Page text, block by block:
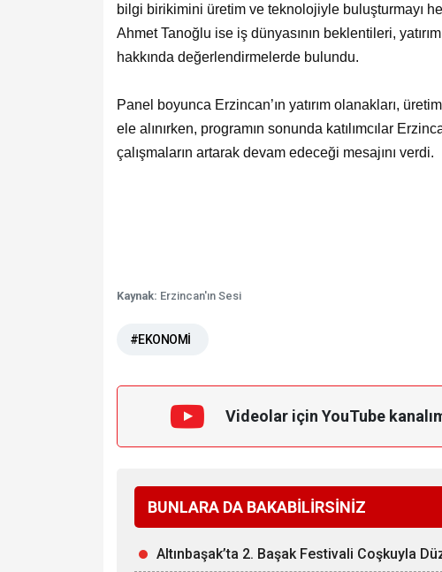
bilgi birikimini üretim ve teknolojiyle buluşturmayı
Ahmet Tanoğlu ise iş dünyasının beklentileri,
hakkında değerlendirmelerde bulundu.
Panel boyunca Erzincan’ın yatırım olanakları,
ele alınırken, programın sonunda katılımcılar
çalışmaların artarak devam edeceği mesajını verdi.
Kaynak: Erzincan'ın Sesi
#EKONOMİ
Videolar için YouTube
BUNLARA DA BAKABİLİRSİNİZ
Altınbaşak’ta 2. Başak Festivali Coşkuyla